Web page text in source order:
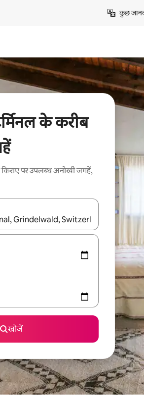
कुछ
के करीब
पर उपलब्ध अनोखी जगहें,
और डाउन 'ऐरो की' का इस्तेमाल करके नेविगेट करें या
खोजें